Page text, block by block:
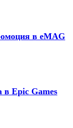
в eMAG
в Epic Games